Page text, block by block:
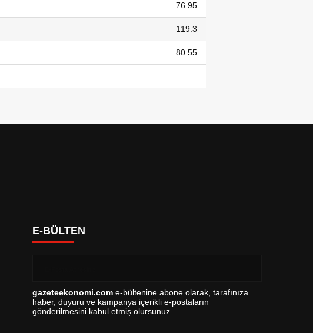
76.95
119.3
80.55
E-BÜLTEN
gazeteekonomi.com e-bültenine abone olarak, tarafınıza
haber, duyuru ve kampanya içerikli e-postaların
gönderilmesini kabul etmiş olursunuz.